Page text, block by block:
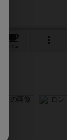
カフェ